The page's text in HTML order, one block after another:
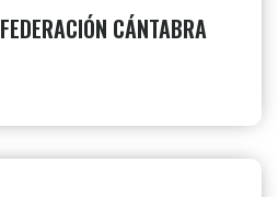
FEDERACIÓN CÁNTABRA